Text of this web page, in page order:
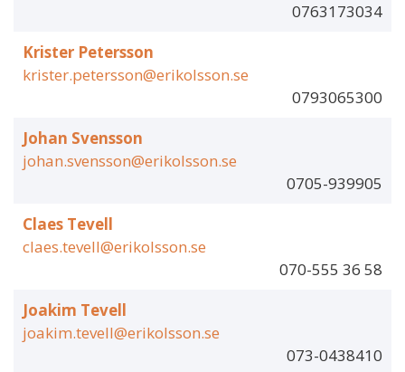
0763173034
Krister Petersson
krister.petersson@erikolsson.se
0793065300
Johan Svensson
johan.svensson@erikolsson.se
0705-939905
Claes Tevell
claes.tevell@erikolsson.se
070-555 36 58
Joakim Tevell
joakim.tevell@erikolsson.se
073-0438410